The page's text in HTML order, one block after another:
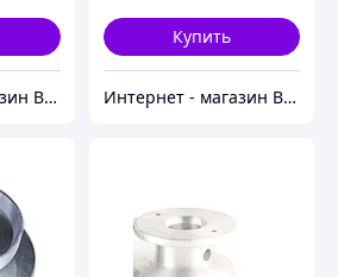
Интернет - магазин Ватцап
Купить
Интернет - магазин Ватцап